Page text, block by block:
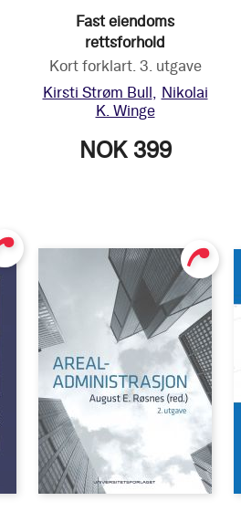
Fast eiendoms
rettsforhold
Kort forklart. 3. utgave
Kirsti Strøm Bull Nikolai
K. Winge
NOK 399